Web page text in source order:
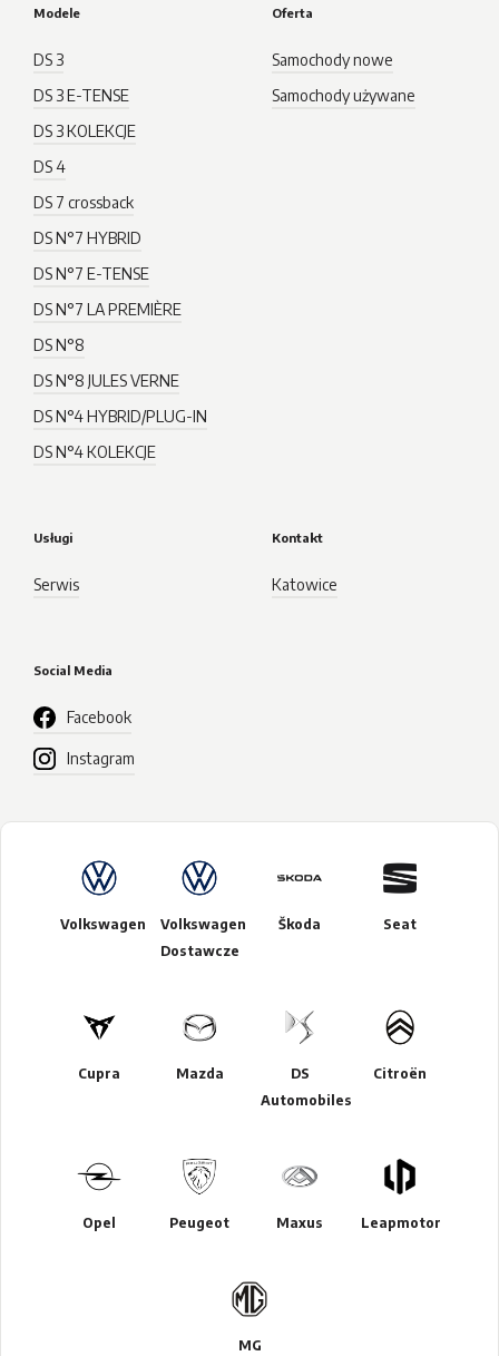
Modele
DS 3
DS 3 E-TENSE
DS 3 KOLEKCJE
DS 4
DS 7 crossback
DS N°7 HYBRID
DS N°7 E-TENSE
DS N°7 LA PREMIÈRE
DS N°8
DS N°8 JULES VERNE
DS N°4 HYBRID/PLUG-IN
DS N°4 KOLEKCJE
Oferta
Samochody nowe
Samochody używane
Usługi
Serwis
Kontakt
Katowice
Social Media
Facebook
Instagram
Volkswagen
Volkswagen
Dostawcze
Škoda Seat
Cupra Mazda
DS
Automobiles
Citroën
Opel Peugeot Maxus Leapmotor
MG